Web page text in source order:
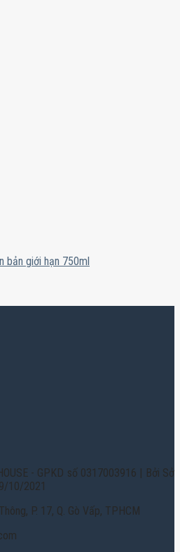
bản giới hạn 750ml
- GPKD số 0317003916 | Bởi Sở
10/2021
P. 17, Q. Gò Vấp, TPHCM